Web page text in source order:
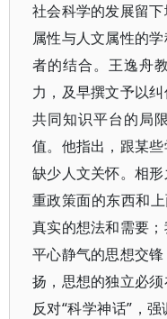
社会科学的发展留
属性与人文属性的
者的结合。王逸舟
力，及早撰文予以
共同知识平台的局
值。他指出，跟某
缺少人文关怀。相
重政策面的东西和
真实的想法和需要
平心静气的思想交
扬，思想的独立必
反对“科学神话”，